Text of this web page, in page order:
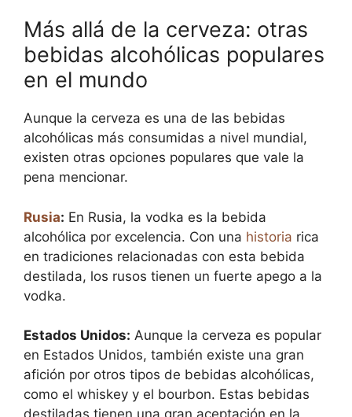
Más allá de la cerveza: otras
bebidas alcohólicas populares
en el mundo
Aunque la cerveza es una de las bebidas
alcohólicas más consumidas a nivel mundial,
existen otras opciones populares que vale la
pena mencionar.
Rusia: En Rusia, la vodka es la bebida
alcohólica por excelencia. Con una historia rica
en tradiciones relacionadas con esta bebida
destilada, los rusos tienen un fuerte apego a la
vodka.
Estados Unidos: Aunque la cerveza es popular
en Estados Unidos, también existe una gran
afición por otros tipos de bebidas alcohólicas,
como el whiskey y el bourbon. Estas bebidas
destiladas tienen una gran aceptación en la